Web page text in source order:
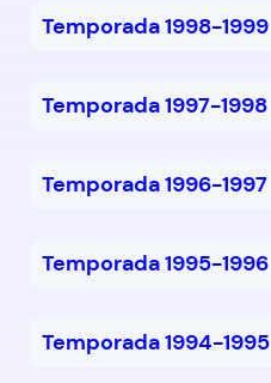
Temporada 1998-1999
Temporada 1997-1998
Temporada 1996-1997
Temporada 1995-1996
Temporada 1994-1995